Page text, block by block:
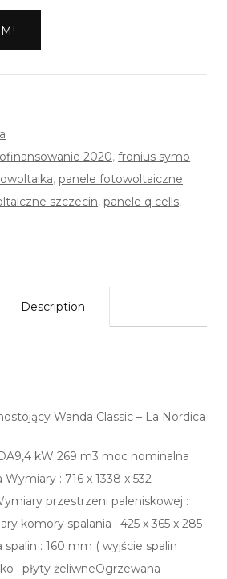
2020, fronius symo
, panele fotowoltaiczne
szczecin, panele q cells,
Description
Wanda Classic – La Nordica
kW 269 m3 moc nominalna
: 716 x 1338 x 532
przestrzeni paleniskowej :
komory spalania : 425 x 365 x 285
: 160 mm ( wyjście spalin
: płyty żeliwneOgrzewana